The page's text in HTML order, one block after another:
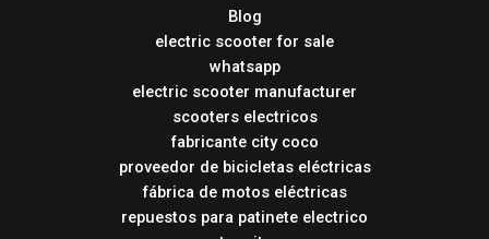
Blog
electric scooter for sale
whatsapp
electric scooter manufacturer
scooters electricos
fabricante city coco
proveedor de bicicletas eléctricas
fábrica de motos eléctricas
repuestos para patinete electrico